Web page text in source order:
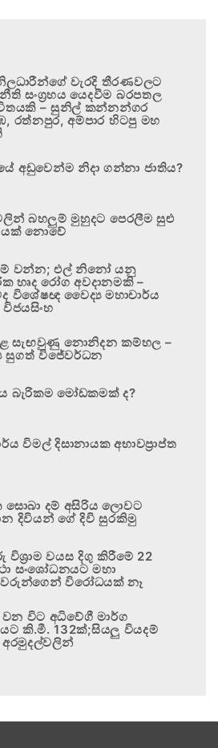
වැරදි තීරණවලට
සංග්‍රහය යෙදවීම බරපතල
– සුනිල් කන්නන්ගර
රත්නපුර, අම්පාර හිටපු මහ
අඩුවෙන්ම නිදා ගන්නා ජාතිය?
බහලුම් මුහුදට පෙරලීම සුළු
නොවේ
වන්න; එල් නිනෝ යනු
හෘද රෝග අවදානමකි –
විශේෂඥ වෛද්‍ය මහාචාර්ය
සැඟවුණු නොනිදන කම්හල –
සුගත් විජේවර්ධන
බැරිකම මෝඩකමක් ද?
විමල් දිසානායක අභාවප්‍රාප්ත
සොබා දම් අසිරිය ලොවට
දිවියන් ගේ දිවි සුරකිමු
වයස දිගු කිරීමේ 22
සංශෝධනයට මහා
විරෝධයක් නෑ
වන විට අධිවේගී මාර්ග
කි.මී. 132ක්;සියලු වියදම්
අරමුදල්වලින්